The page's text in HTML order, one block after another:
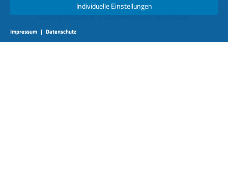
Copyright © 2026 luminator. Alle Rechte vorbehalten.
Impressum | Datenschutz
Individuelle Einstellungen